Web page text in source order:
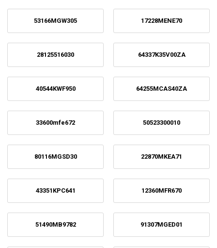
53166MGW305 17228MENE70
28125516030 64337K35V00ZA
40544KWF950 64255MCAS40ZA
33600mfe672 50523300010
80116MGSD30 22870MKEA71
43351KPC641 12360MFR670
51490MB9782 91307MGED01